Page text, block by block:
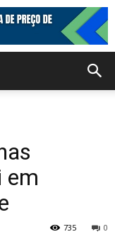
em
0
735